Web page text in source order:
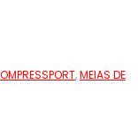
,MEIAS DE